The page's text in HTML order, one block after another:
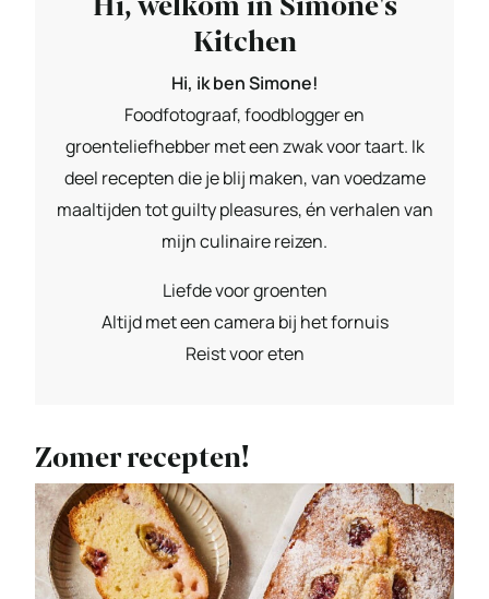
Kitchen
Hi, ik ben Simone!
Foodfotograaf, foodblogger en
groenteliefhebber met een zwak voor taart. Ik
deel recepten die je blij maken, van voedzame
maaltijden tot guilty pleasures, én verhalen van
mijn culinaire reizen.
Liefde voor groenten
Altijd met een camera bij het fornuis
Reist voor eten
Zomer recepten!